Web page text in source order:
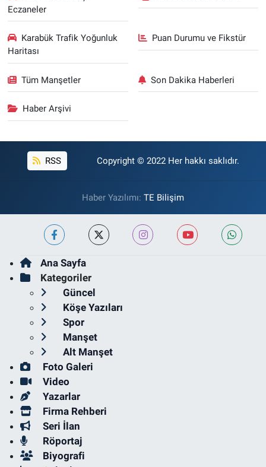
Eczaneler
Karabük Trafik Yoğunluk
Haritası
Puan Durumu ve Fikstür
Tüm Manşetler Son Dakika Haberleri
Haber Arşivi
RSS Copyright © 2022 Her hakkı saklıdır.
Haber Yazılımı: TE Bilişim
Ana Sayfa
Kategoriler
Güncel
Köşe Yazıları
Spor
Manşet
Alt Manşet
Foto Galeri
Video
Yazarlar
Firma Rehberi
Seri İlan
Röportaj
Biyografi